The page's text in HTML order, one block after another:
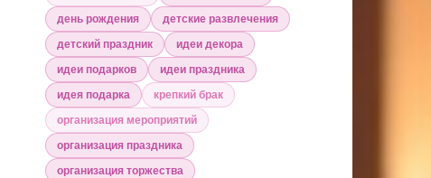
день рождения
детские развлечения
детский праздник
идеи декора
идеи подарков
идеи праздника
идея подарка
крепкий брак
организация мероприятий
организация праздника
организация торжества